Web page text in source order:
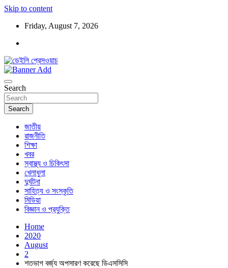
Skip to content
Friday, August 7, 2026
ডেইলি প্রেসওয়াচ
Search
Search
জাতীয়
রাজনীতি
শিক্ষা
খবর
স্বাস্থ্য ও চিকিৎসা
খেলাধুলা
দুর্ঘটনা
সাহিত্য ও সংস্কৃতি
মিডিয়া
বিজ্ঞান ও প্রযুক্তি
Home
2020
August
2
শতভাগ বর্জ্য অপসারণ করেছে ডিএসসিসি